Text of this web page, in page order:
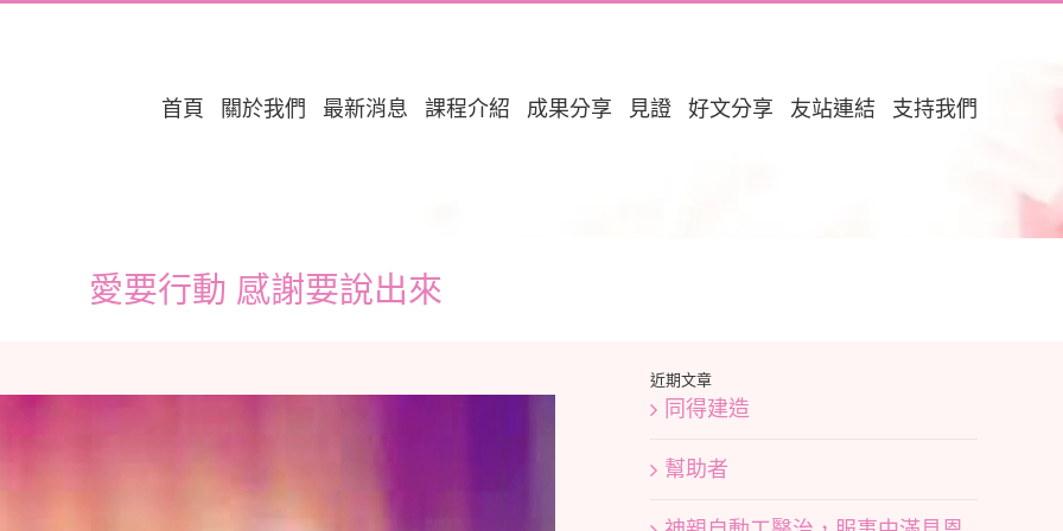
首頁
關於我們 最新消息 課程介紹 成果分享 見證 好文分享 友站連結 支持我們
愛要行動 感謝要說出來
近期文章
同得建造
幫助者